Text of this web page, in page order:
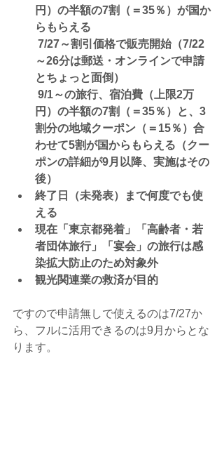
円）の半額の7割（＝35％）が国か
らもらえる
7/27～割引価格で販売開始（7/22
～26分は郵送・オンラインで申請
とちょっと面倒）
9/1～の旅行、宿泊費（上限2万
円）の半額の7割（＝35％）と、3
割分の地域クーポン（＝15％）合
わせて5割が国からもらえる（クー
ポンの詳細が9月以降、実施はその
後）
終了日（未発表）まで何度でも使
える
現在「東京都発着」「高齢者・若
者団体旅行」「宴会」の旅行は感
染拡大防止のため対象外
観光関連業の救済が目的
ですので申請無しで使えるのは7/27か
ら、フルに活用できるのは9月からとな
ります。